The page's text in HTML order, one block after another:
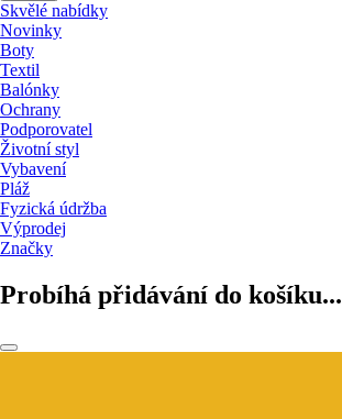
Skvělé nabídky
Novinky
Boty
Textil
Balónky
Ochrany
Podporovatel
Životní styl
Vybavení
Pláž
Fyzická údržba
Výprodej
Značky
Probíhá přidávání do košíku...